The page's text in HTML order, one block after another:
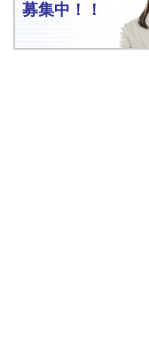
募集中！！